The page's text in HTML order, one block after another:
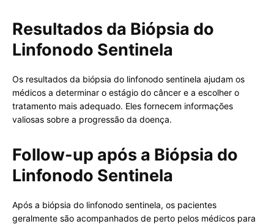
Resultados da Biópsia do
Linfonodo Sentinela
Os resultados da biópsia do linfonodo sentinela ajudam os
médicos a determinar o estágio do câncer e a escolher o
tratamento mais adequado. Eles fornecem informações
valiosas sobre a progressão da doença.
Follow-up após a Biópsia do
Linfonodo Sentinela
Após a biópsia do linfonodo sentinela, os pacientes
geralmente são acompanhados de perto pelos médicos para